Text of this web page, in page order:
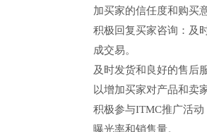
加买家的信任度和购买
积极回复买家咨询：及
成交易。
及时发货和良好的售后
以增加买家对产品和卖
积极参与ITMC推广活
曝光率和销售量。